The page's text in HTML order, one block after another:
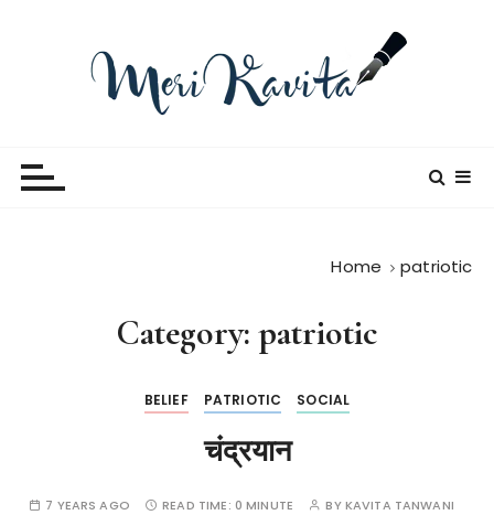
Home patriotic
Category: patriotic
BELIEF PATRIOTIC SOCIAL
चंद्रयान
7 YEARS AGO READ TIME: 0 MINUTE BYKAVITA TANWANI